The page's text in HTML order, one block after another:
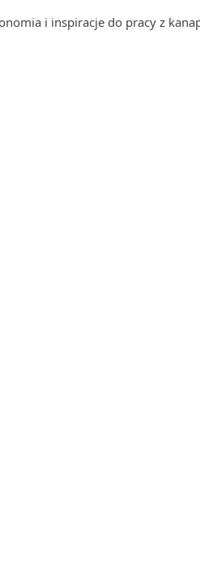
i inspiracje do pracy z